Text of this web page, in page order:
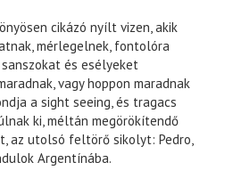
cikázó nyílt vizen, akik
mérlegelnek, fontolóra
és esélyeket
vagy hoppon maradnak
a sight seeing, és tragacs
ki, méltán megörökítendő
az utolsó feltörő sikolyt: Pedro,
Argentínába.